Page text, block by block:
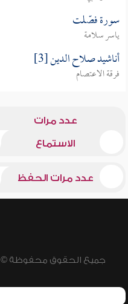
سورة فصّلت
ياسر سلامة
أناشيد صلاح الدين [3]
فرقة الاعتصام
عدد مرات
الاستماع
عدد مرات الحفظ
جميع الحقوق محفوظة © 2026 - 1998 لشبكة إسلام ويب